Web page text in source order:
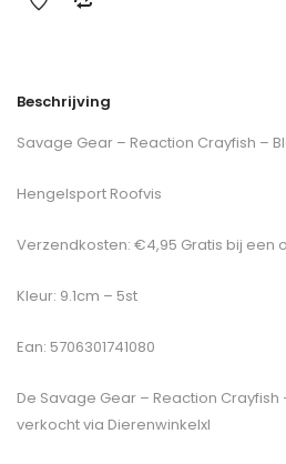
Beschrijving
Savage Gear – Reaction Crayfish –
Hengelsport Roofvis
Verzendkosten: €4,95 Gratis bij een
Kleur: 9.1cm – 5st
Ean: 5706301741080
De Savage Gear – Reaction Crayfish
verkocht via Dierenwinkelxl